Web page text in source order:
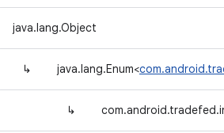
java.lang.Object
↳ java.lang.Enum<
↳